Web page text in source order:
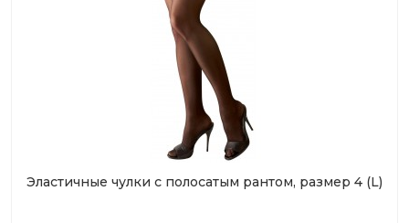
Эластичные чулки с полосатым рантом, размер 4 (L)